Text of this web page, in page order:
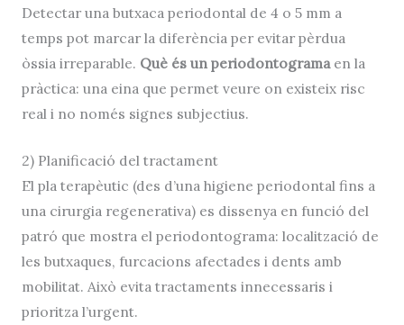
Detectar una butxaca periodontal de 4 o 5 mm a
temps pot marcar la diferència per evitar pèrdua
òssia irreparable. Què és un periodontogramaen la
pràctica: una eina que permet veure on existeix risc
real i no només signes subjectius.
2) Planificació del tractament
El pla terapèutic (des d’una higiene periodontal fins a
una cirurgia regenerativa) es dissenya en funció del
patró que mostra el periodontograma: localització de
les butxaques, furcacions afectades i dents amb
mobilitat. Això evita tractaments innecessaris i
prioritza l’urgent.